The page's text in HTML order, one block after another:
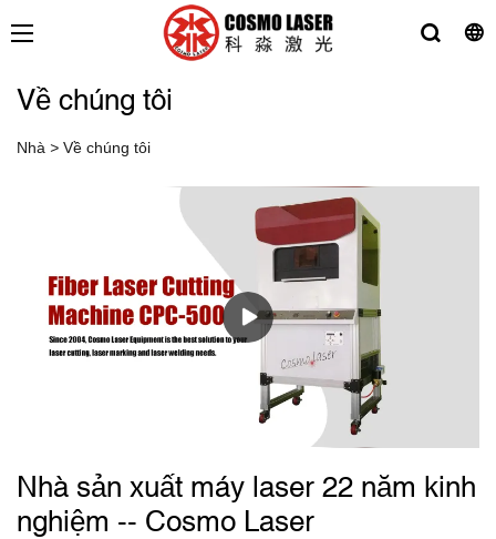
Về chúng tôi
Nhà > Về chúng tôi
Nhà sản xuất máy laser 22 năm kinh
nghiệm -- Cosmo Laser